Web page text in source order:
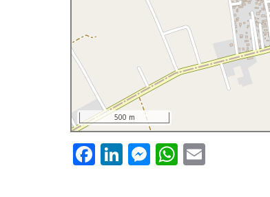
500 m
Facebook
LinkedIn
Messenger
WhatsApp